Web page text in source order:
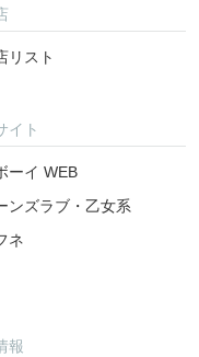
リスト
イト
ーイ WEB
ンズラブ・乙女系
ネ
報